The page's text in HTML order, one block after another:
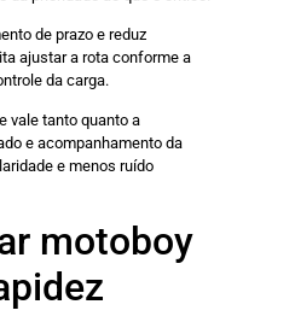
de prazo e reduz
ajustar a rota conforme a
da carga.
vale tanto quanto a
e acompanhamento da
e menos ruído
motoboy